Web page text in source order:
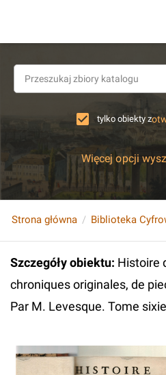
tylko obiekty z
Więcej opcji
Strona główna Biblioteka
Szczegóły obiektu: Histoire
chroniques originales, de
Par M. Levesque. Tome